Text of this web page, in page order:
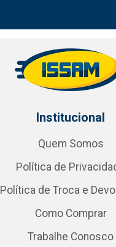
Institucional
Quem Somos
Política de
Política de Troca e
Como Comprar
Trabalhe Conosco